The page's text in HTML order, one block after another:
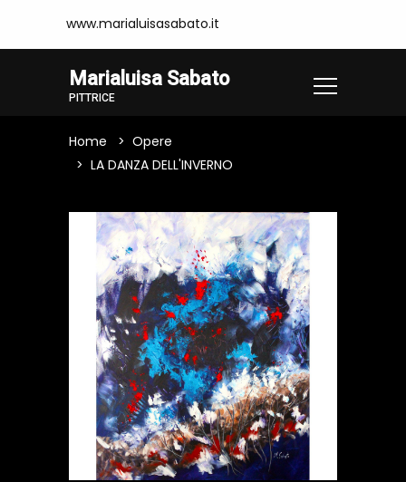
www.marialuisasabato.it
Marialuisa Sabato
PITTRICE
Home
Opere
LA DANZA DELL'INVERNO